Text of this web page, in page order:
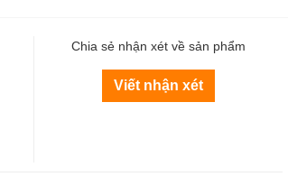
Chia sẻ nhận xét về sản phẩm
Viết nhận xét